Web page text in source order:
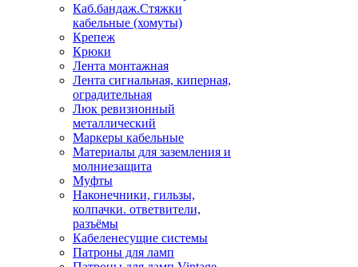
Каб.бандаж.Стяжки
кабельные (хомуты)
Крепеж
Крюки
Лента монтажная
Лента сигнальная, киперная,
оградительная
Люк ревизионный
металлический
Маркеры кабельные
Материалы для заземления и
молниезащита
Муфты
Наконечники, гильзы,
колпачки. ответвители,
разъёмы
Кабеленесущие системы
Патроны для ламп